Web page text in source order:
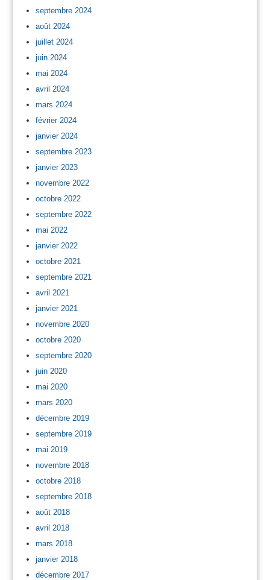
septembre 2024
août 2024
juillet 2024
juin 2024
mai 2024
avril 2024
mars 2024
février 2024
janvier 2024
septembre 2023
janvier 2023
novembre 2022
octobre 2022
septembre 2022
mai 2022
janvier 2022
octobre 2021
septembre 2021
avril 2021
janvier 2021
novembre 2020
octobre 2020
septembre 2020
juin 2020
mai 2020
mars 2020
décembre 2019
septembre 2019
mai 2019
novembre 2018
octobre 2018
septembre 2018
août 2018
avril 2018
mars 2018
janvier 2018
décembre 2017